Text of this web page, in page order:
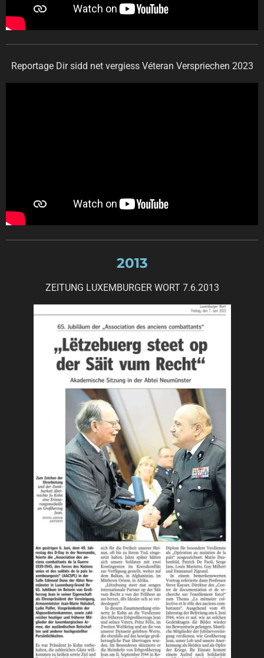
Reportage Dir sidd net vergiess Véteran Verspriechen 2023
2013
ZEITUNG LUXEMBURGER WORT 7.6.2013